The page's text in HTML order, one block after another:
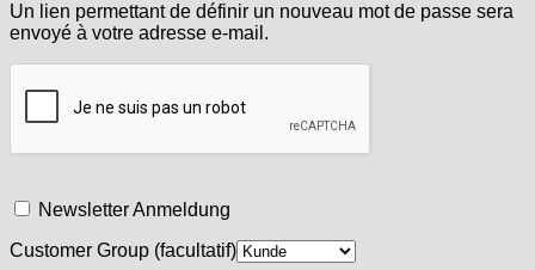
Un lien permettant de définir un nouveau mot de passe sera
envoyé à votre adresse e-mail.
Newsletter Anmeldung
Customer Group (facultatif)